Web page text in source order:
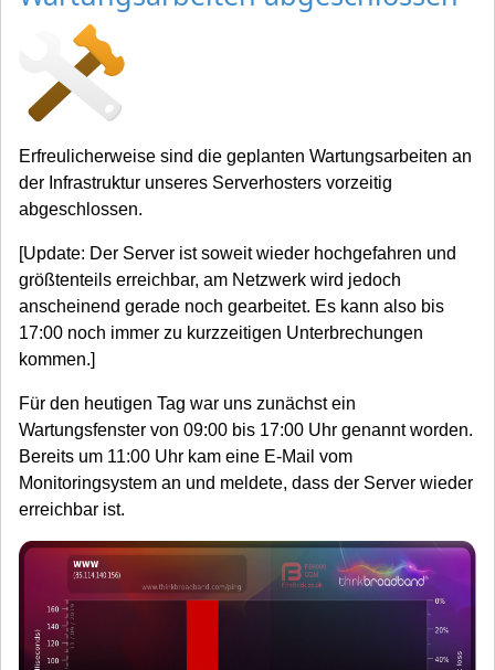
Erfreulicherweise sind die geplanten Wartungsarbeiten an
der Infrastruktur unseres Serverhosters vorzeitig
abgeschlossen.
[Update: Der Server ist soweit wieder hochgefahren und
größtenteils erreichbar, am Netzwerk wird jedoch
anscheinend gerade noch gearbeitet. Es kann also bis
17:00 noch immer zu kurzzeitigen Unterbrechungen
kommen.]
Für den heutigen Tag war uns zunächst ein
Wartungsfenster von 09:00 bis 17:00 Uhr genannt worden.
Bereits um 11:00 Uhr kam eine E-Mail vom
Monitoringsystem an und meldete, dass der Server wieder
erreichbar ist.